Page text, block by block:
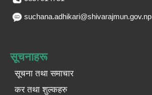
suchana.adhikari@shivarajmun.gov.np
सूचनाहरू
सूचना तथा समाचार
कर तथा शुल्कहरु